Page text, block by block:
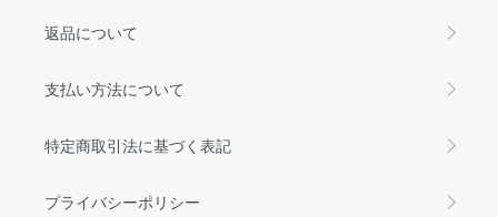
返品について
支払い方法について
特定商取引法に基づく表記
プライバシーポリシー